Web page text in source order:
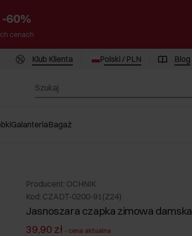
-60%
cenach
Klub Klienta Polski / PLN Blog
GalanteriaBagaż
Producent: OCHNIK
Kod: CZADT-0200-91(Z24)
Jasnoszara czapka zimowa damska
39,90 zł - cena aktualna